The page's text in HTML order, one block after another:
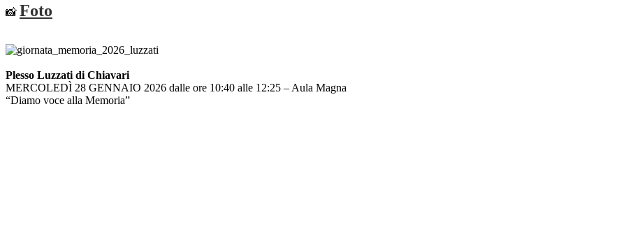
📸 Foto
Plesso Luzzati di Chiavari
MERCOLEDÌ 28 GENNAIO 2026 dalle ore 10:40 alle 12:25 – Aula Magna
“Diamo voce alla Memoria”